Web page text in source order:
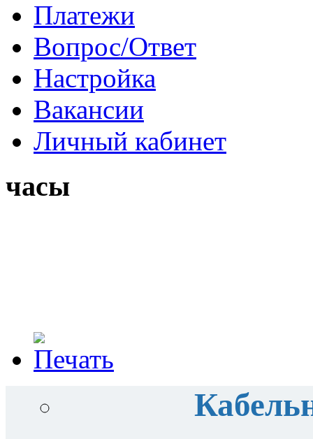
Платежи
Вопрос/Ответ
Настройка
Вакансии
Личный кабинет
часы